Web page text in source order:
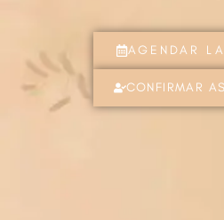
AGENDAR
CONFIRMAR